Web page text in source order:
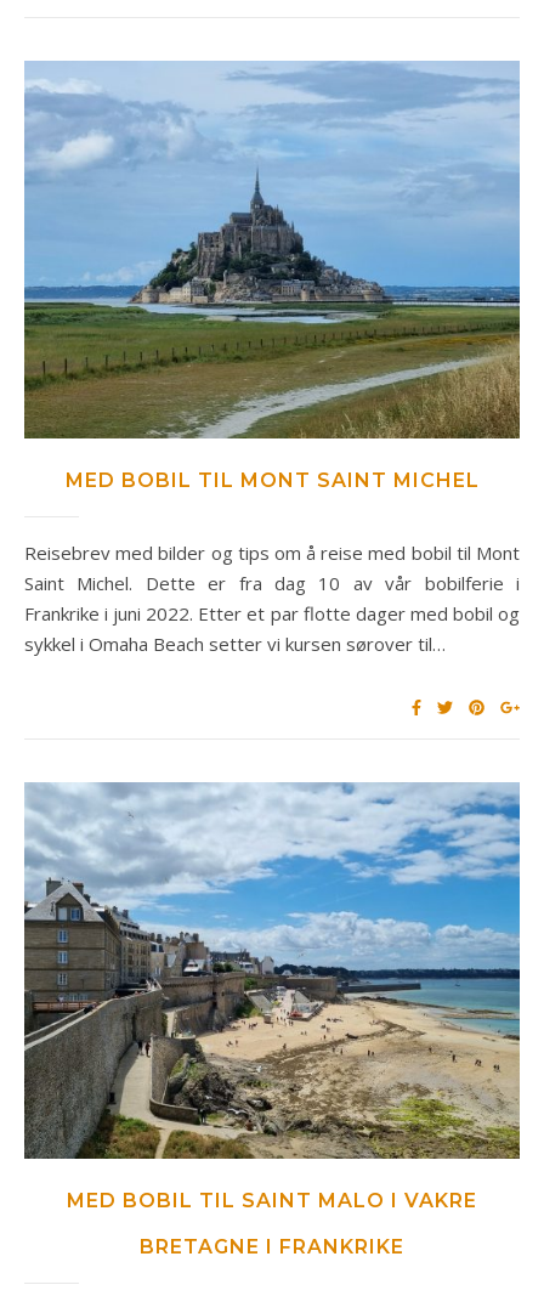
MED BOBIL TIL MONT SAINT MICHEL
Reisebrev med bilder og tips om å reise med bobil til Mont
Saint Michel. Dette er fra dag 10 av vår bobilferie i
Frankrike i juni 2022. Etter et par flotte dager med bobil og
sykkel i Omaha Beach setter vi kursen sørover til…
MED BOBIL TIL SAINT MALO I VAKRE
BRETAGNE I FRANKRIKE